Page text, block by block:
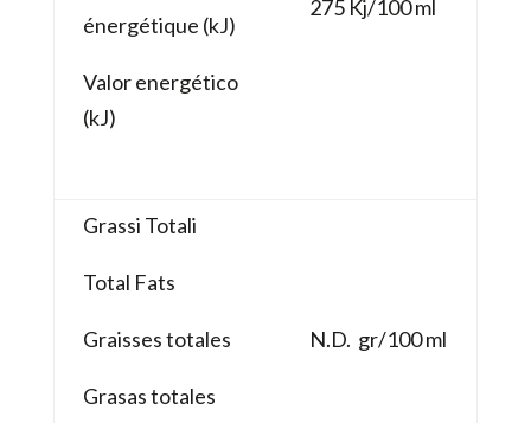
énergétique (kJ)
Valor energético
(kJ)
275 Kj/100 ml
Grassi Totali
Total Fats
Graisses totales
Grasas totales
N.D. gr/100 ml